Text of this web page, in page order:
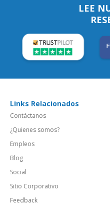
LEE
Links Relacionados
Contáctanos
¿Quienes somos?
Empleos
Blog
Social
Sitio Corporativo
Feedback